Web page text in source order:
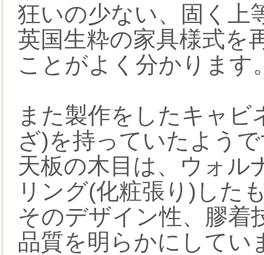
狂いの少ない、固く上
英国生粋の家具様式を
ことがよく分かります
また製作をしたキャ
ざ)を持っていたよう
天板の木目は、ウォル
リング(化粧張り)した
そのデザイン性、膠着
品質を明らかにしてい